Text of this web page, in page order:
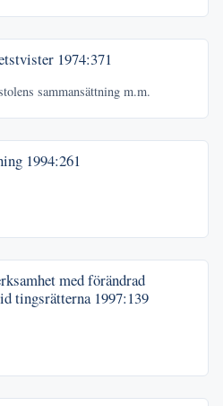
1974:371
sammansättning m.m.
1994:261
med förändrad
tingsrätterna 1997:139